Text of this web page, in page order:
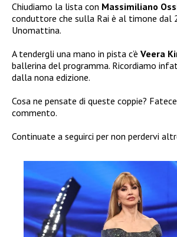
Chiudiamo la lista con Massimiliano
conduttore che sulla Rai è al timone dal
Unomattina.
A tendergli una mano in pista c’è Veera
ballerina del programma. Ricordiamo
dalla nona edizione.
Cosa ne pensate di queste coppie?
commento.
Continuate a seguirci per non perdervi